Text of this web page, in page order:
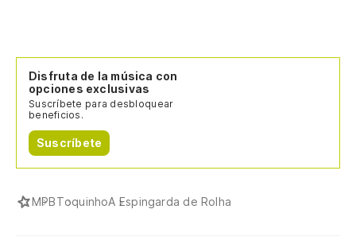
Disfruta de la música con
opciones exclusivas
Suscríbete para desbloquear
beneficios.
Suscríbete
MPBToquinhoA Espingarda de Rolha